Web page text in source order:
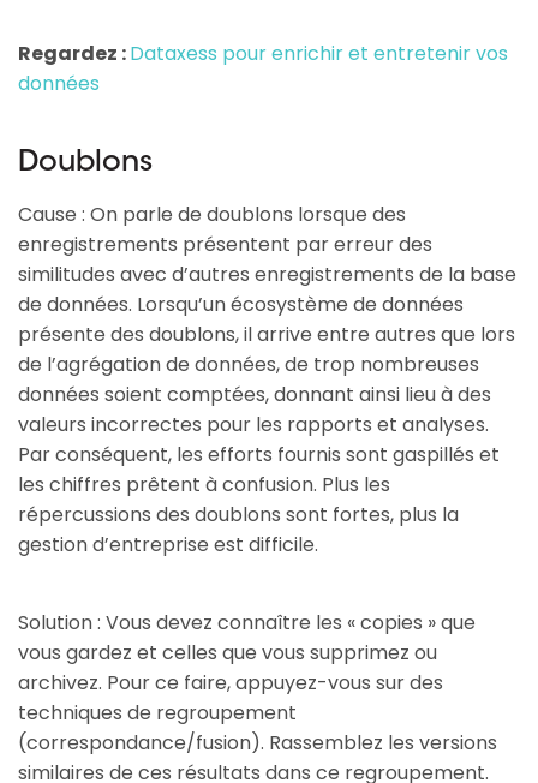
Regardez :Dataxess pour enrichir et entretenir vos
données
Doublons
Cause : On parle de doublons lorsque des
enregistrements présentent par erreur des
similitudes avec d’autres enregistrements de la base
de données. Lorsqu’un écosystème de données
présente des doublons, il arrive entre autres que lors
de l’agrégation de données, de trop nombreuses
données soient comptées, donnant ainsi lieu à des
valeurs incorrectes pour les rapports et analyses.
Par conséquent, les efforts fournis sont gaspillés et
les chiffres prêtent à confusion. Plus les
répercussions des doublons sont fortes, plus la
gestion d’entreprise est difficile.
Solution : Vous devez connaître les « copies » que
vous gardez et celles que vous supprimez ou
archivez. Pour ce faire, appuyez-vous sur des
techniques de regroupement
(correspondance/fusion). Rassemblez les versions
similaires de ces résultats dans ce regroupement.